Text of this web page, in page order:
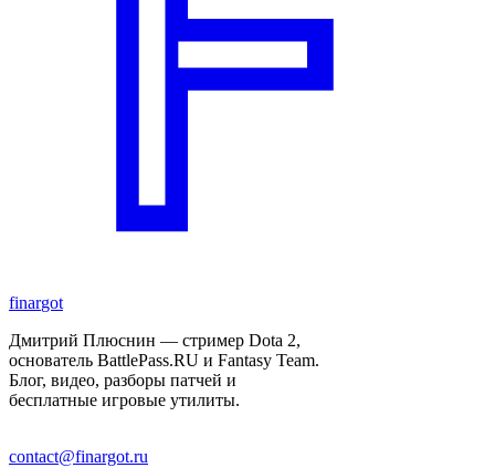
finargot
Дмитрий Плюснин — стример Dota 2,
основатель BattlePass.RU и Fantasy Team.
Блог, видео, разборы патчей и
бесплатные игровые утилиты.
contact@finargot.ru